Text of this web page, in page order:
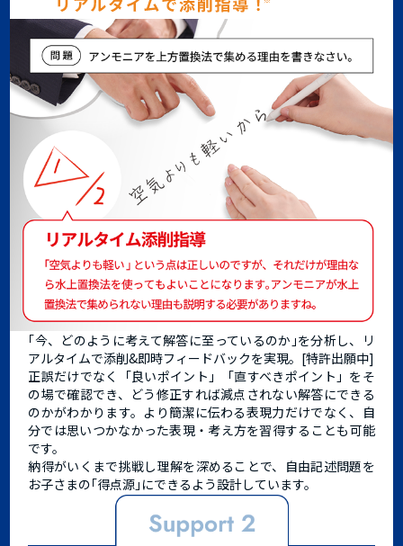
｢今、どのように考えて解答に至っているのか｣を分析し、リ
アルタイムで添削&即時フィードバックを実現。[特許出願中]
正誤だけでなく「良いポイント」「直すべきポイント」をそ
の場で確認でき、どう修正すれば減点されない解答にできる
のかがわかります。より簡潔に伝わる表現力だけでなく、自
分では思いつかなかった表現・考え方を習得することも可能
です。
納得がいくまで挑戦し理解を深めることで、自由記述問題を
お子さまの｢得点源｣にできるよう設計しています。